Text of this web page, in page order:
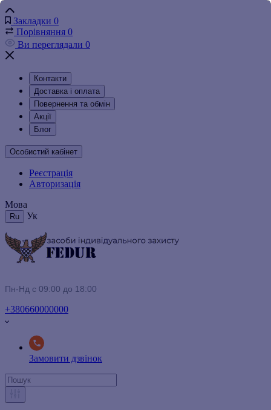
Закладки 0
Порівняння 0
Ви переглядали 0
Контакти
Доставка і оплата
Повернення та обмін
Акції
Блог
Особистий кабінет
Реєстрація
Авторизація
Мова
Ru Ук
Пн-Нд с 09:00 до 18:00
+380660000000
Замовити дзвінок